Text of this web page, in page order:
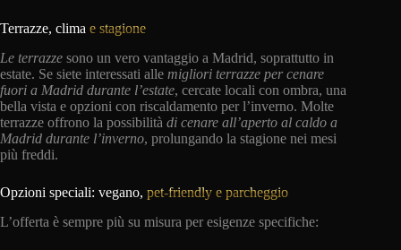
Terrazze, clima e stagione
Le terrazze sono un vero vantaggio a Madrid, soprattutto in
estate. Se siete interessati alle migliori terrazze per cenare
fuori a Madrid durante l’estate, cercate locali con ombra, una
bella vista e opzioni con riscaldamento per l’inverno. Molte
terrazze offrono la possibilità di cenare all’aperto al caldo a
Madrid durante l’inverno, prolungando la stagione nei mesi
più freddi.
Opzioni speciali: vegano, pet-friendly e parcheggio
L’offerta è sempre più su misura per esigenze specifiche: